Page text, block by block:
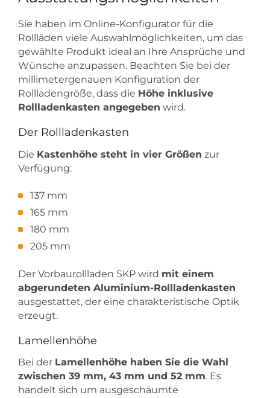
Sie haben im Online-Konfigurator für die
Rollläden viele Auswahlmöglichkeiten, um das
gewählte Produkt ideal an Ihre Ansprüche und
Wünsche anzupassen. Beachten Sie bei der
millimetergenauen Konfiguration der
Rollladengröße, dass die Höhe inklusive
Rollladenkasten angegeben wird.
Der Rollladenkasten
Die Kastenhöhe steht in vier Größen zur
Verfügung:
137 mm
165 mm
180 mm
205 mm
Der Vorbaurollladen SKP wird mit einem
abgerundeten Aluminium-Rollladenkasten
ausgestattet, der eine charakteristische Optik
erzeugt.
Lamellenhöhe
Bei der Lamellenhöhe haben Sie die Wahl
zwischen 39 mm, 43 mm und 52 mm. Es
handelt sich um ausgeschäumte